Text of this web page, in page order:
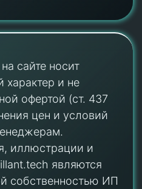
сайте носит
характер и не
офертой (ст. 437
цен и условий
иллюстрации и
являются
собственностью ИП